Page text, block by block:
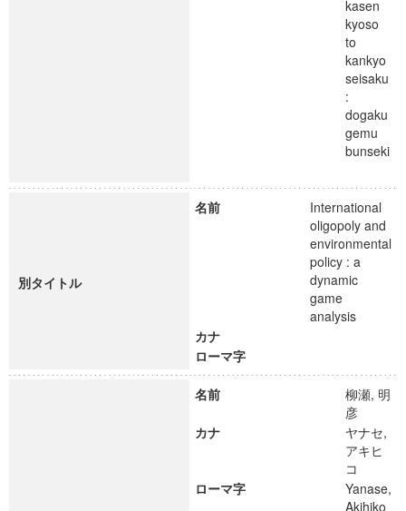
kasen
kyoso
to
kankyo
seisaku
:
dogaku
gemu
bunseki
別タイトル
名前
International
oligopoly and
environmental
policy : a
dynamic
game
analysis
カナ
ローマ字
名前
柳瀬, 明
彦
カナ
ヤナセ,
アキヒ
コ
ローマ字
Yanase,
Akihiko